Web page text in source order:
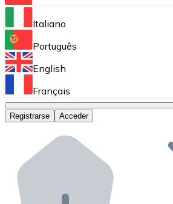
Bitnovo Ramp
Integra nuestra solución en tu
Bitnovo Giftcards
Bitnovo OTC
Bitnovo ATM
Integra un ATM Bitnovo en tu
Bitnovo API
Italiano
Português
English
Français
Registrarse Acceder